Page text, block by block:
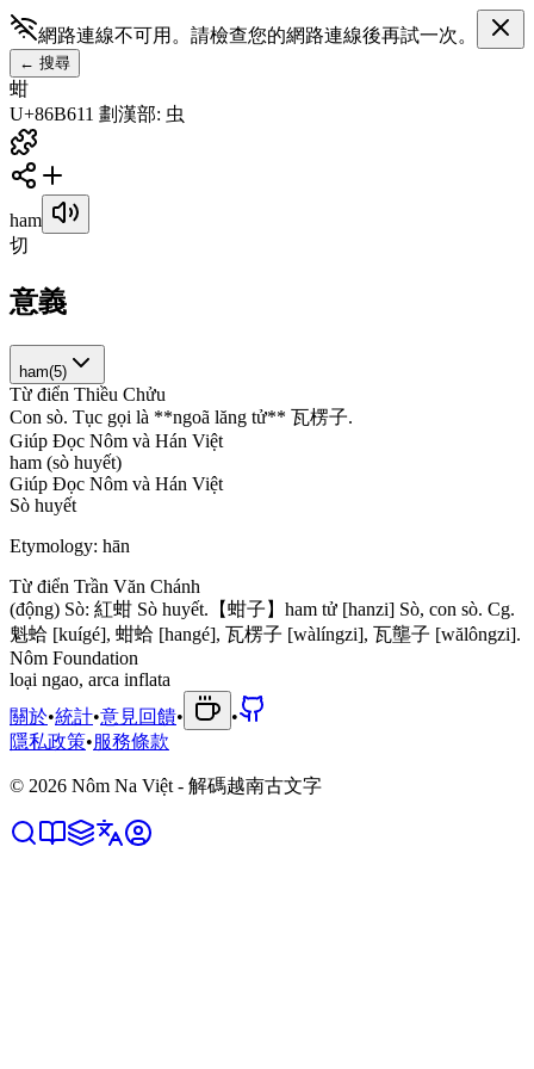
網路連線不可用。請檢查您的網路連線後再試一次。
← 搜尋
蚶
U+86B611 劃漢部: 虫
ham
切
意義
ham(5)
Từ điển Thiều Chửu
Con sò. Tục gọi là **ngoã lăng tử** 瓦楞子.
Giúp Đọc Nôm và Hán Việt
ham (sò huyết)
Giúp Đọc Nôm và Hán Việt
Sò huyết
Etymology: hān
Từ điển Trần Văn Chánh
(động) Sò: 紅蚶 Sò huyết. 【蚶子 】 ham tử [hanzi] Sò, con sò. Cg.
魁蛤 [kuígé], 蚶蛤 [hangé], 瓦楞子 [wàlíngzi], 瓦壟子 [wălôngzi].
Nôm Foundation
loại ngao, arca inflata
關於•統計•意見回饋•
•
隱私政策•服務條款
© 2026 Nôm Na Việt - 解碼越南古文字